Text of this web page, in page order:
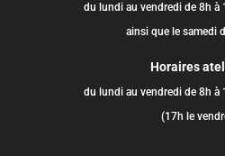
du lundi au vendredi de 8h à
ainsi que le samedi
Horaires
du lundi au vendredi de 8h à
(17h le